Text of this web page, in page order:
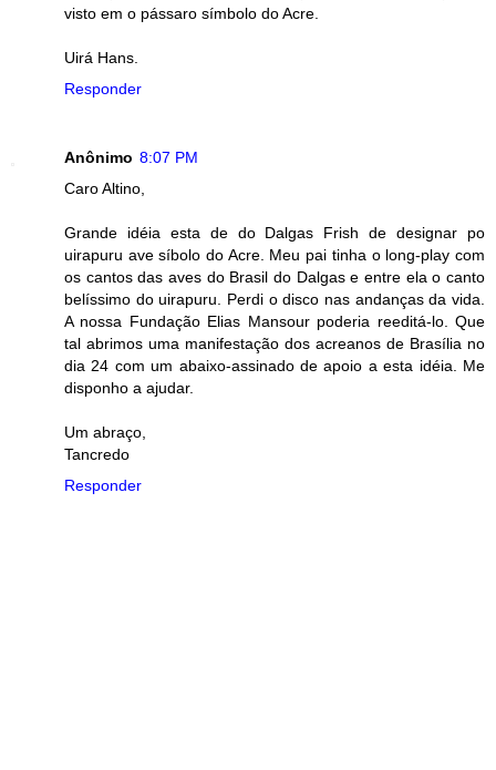
visto em o pássaro símbolo do Acre.
Uirá Hans.
Responder
Anônimo 8:07 PM
Caro Altino,
Grande idéia esta de do Dalgas Frish de designar po
uirapuru ave síbolo do Acre. Meu pai tinha o long-play com
os cantos das aves do Brasil do Dalgas e entre ela o canto
belíssimo do uirapuru. Perdi o disco nas andanças da vida.
A nossa Fundação Elias Mansour poderia reeditá-lo. Que
tal abrimos uma manifestação dos acreanos de Brasília no
dia 24 com um abaixo-assinado de apoio a esta idéia. Me
disponho a ajudar.
Um abraço,
Tancredo
Responder